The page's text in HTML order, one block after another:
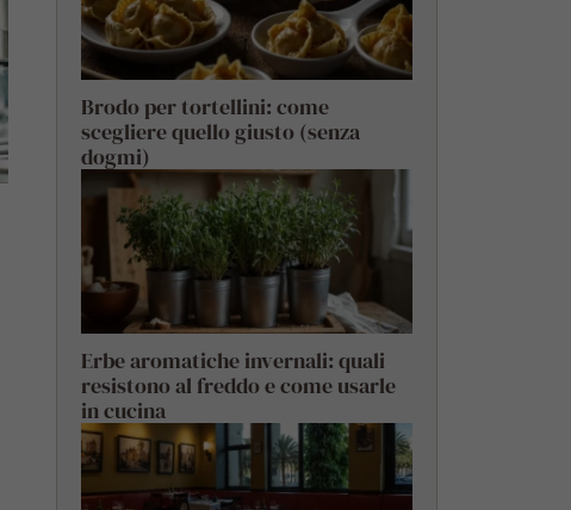
Brodo per tortellini: come
scegliere quello giusto (senza
dogmi)
Erbe aromatiche invernali: quali
resistono al freddo e come usarle
in cucina